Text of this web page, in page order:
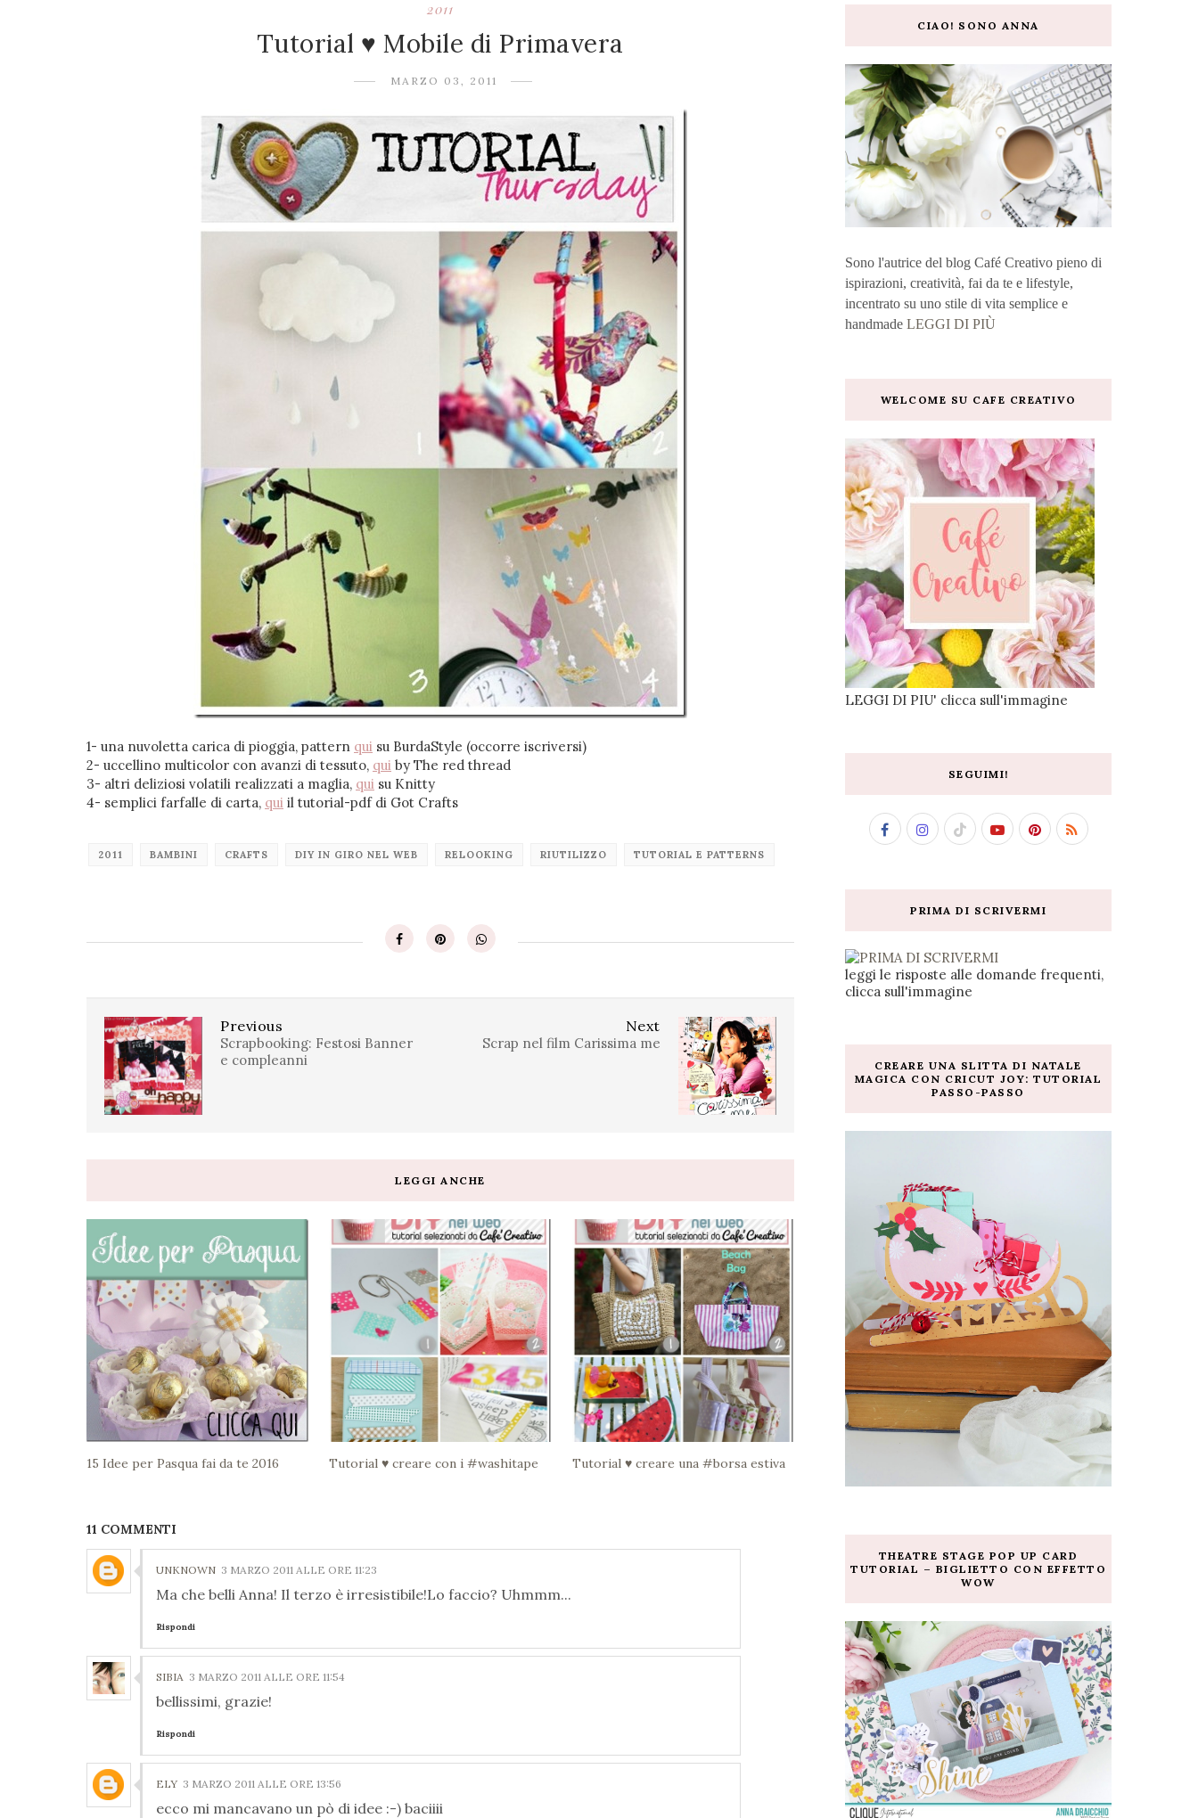
2011
Tutorial ♥ Mobile di Primavera
MARZO 03, 2011
1- una nuvoletta carica di pioggia, pattern qui su BurdaStyle (occorre iscriversi)
2- uccellino multicolor con avanzi di tessuto, qui by The red thread
3- altri deliziosi volatili realizzati a maglia, qui su Knitty
4- semplici farfalle di carta, qui il tutorial-pdf di Got Crafts
2011 BAMBINI CRAFTS DIY IN GIRO NEL WEB RELOOKING RIUTILIZZO TUTORIAL E PATTERNS
Next
Scrap nel film Carissima me
Previous
Scrapbooking: Festosi Banner
e compleanni
LEGGI ANCHE
15 Idee per Pasqua fai da te 2016 Tutorial ♥ creare con i #washitape Tutorial ♥ creare una #borsa estiva
11 COMMENTI
UNKNOWN 3 MARZO 2011 ALLE ORE 11:23
Ma che belli Anna! Il terzo è irresistibile!Lo faccio? Uhmmm...
Rispondi
SIBIA 3 MARZO 2011 ALLE ORE 11:54
bellissimi, grazie!
Rispondi
ELY 3 MARZO 2011 ALLE ORE 13:56
ecco mi mancavano un pò di idee :-) baciiii
CIAO! SONO ANNA
Sono l'autrice del blog Café Creativo pieno di
ispirazioni, creatività, fai da te e lifestyle,
incentrato su uno stile di vita semplice e
handmade LEGGI DI PIÙ
WELCOME SU CAFE CREATIVO
LEGGI DI PIU' clicca sull'immagine
SEGUIMI!
PRIMA DI SCRIVERMI
leggi le risposte alle domande frequenti,
clicca sull'immagine
CREARE UNA SLITTA DI NATALE
MAGICA CON CRICUT JOY: TUTORIAL
PASSO-PASSO
THEATRE STAGE POP UP CARD
TUTORIAL – BIGLIETTO CON EFFETTO
WOW